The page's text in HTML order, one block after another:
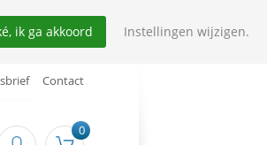
Contact
0
ik ga akkoord Instellingen wijzigen.